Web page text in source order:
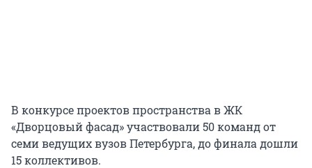
В конкурсе проектов пространства в ЖК
«Дворцовый фасад» участвовали 50 команд от
семи ведущих вузов Петербурга, до финала дошли
15 коллективов.